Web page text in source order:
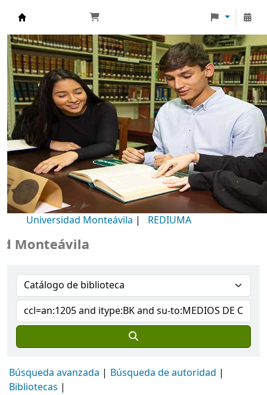
Biblioteca Universidad Monteávila
Universidad Monteávila | REDIUMA
Búsqueda avanzada
Búsqueda de autoridad
Bibliotecas